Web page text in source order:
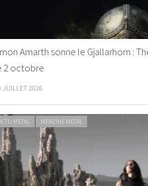
Amarth sonne le Gjallarhorn :
2 octobre
JUILLET 2026
METAL WEBZINE METAL